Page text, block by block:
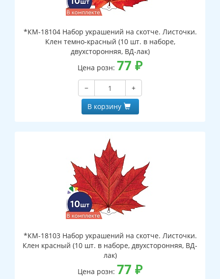
*КМ-18104 Набор украшений на скотче. Листочки.
Клен темно-красный (10 шт. в наборе,
двухсторонняя, ВД-лак)
Цена розн: 77 ₽
−
+
В корзину
*КМ-18103 Набор украшений на скотче. Листочки.
Клен красный (10 шт. в наборе, двухсторонняя, ВД-
лак)
Цена розн: 77 ₽